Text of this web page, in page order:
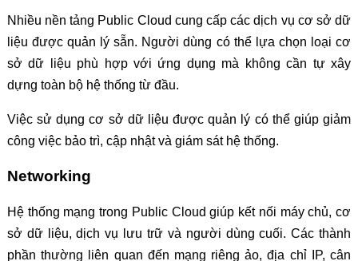
Nhiều nền tảng Public Cloud cung cấp các dịch vụ cơ sở dữ
liệu được quản lý sẵn. Người dùng có thể lựa chọn loại cơ
sở dữ liệu phù hợp với ứng dụng mà không cần tự xây
dựng toàn bộ hệ thống từ đầu.
Việc sử dụng cơ sở dữ liệu được quản lý có thể giúp giảm
công việc bảo trì, cập nhật và giám sát hệ thống.
Networking
Hệ thống mạng trong Public Cloud giúp kết nối máy chủ, cơ
sở dữ liệu, dịch vụ lưu trữ và người dùng cuối. Các thành
phần thường liên quan đến mạng riêng ảo, địa chỉ IP, cân